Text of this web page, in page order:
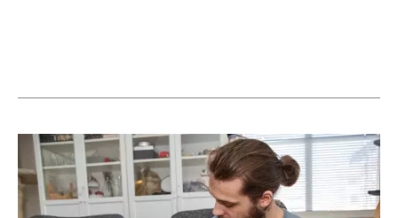
Aktuella artiklar